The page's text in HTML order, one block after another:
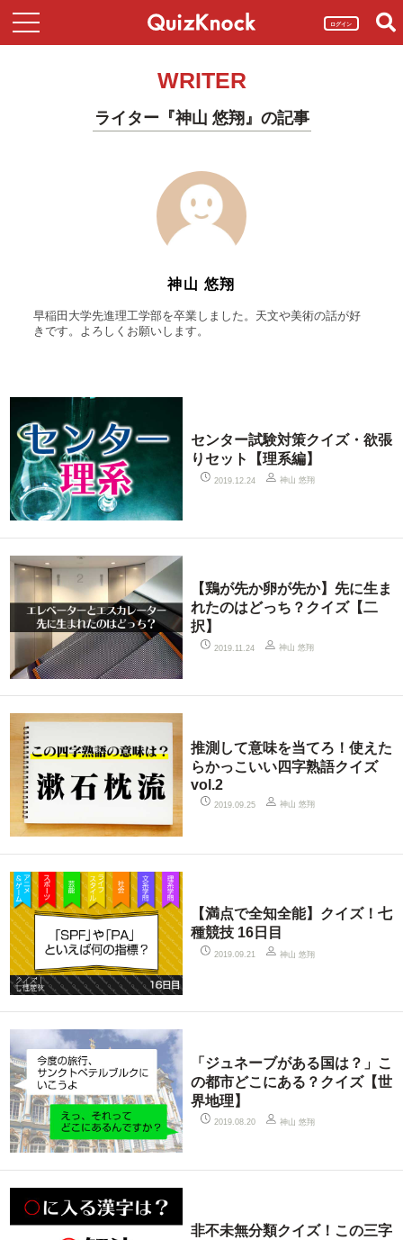
ログイン
WRITER
ライター『神山 悠翔』の記事
神山 悠翔
早稲田大学先進理工学部を卒業しました。天文や美術の話が好
きです。よろしくお願いします。
センター試験対策クイズ・欲張
りセット【理系編】
2019.12.24 神山 悠翔
【鶏が先か卵が先か】先に生ま
れたのはどっち？クイズ【二
択】
2019.11.24 神山 悠翔
推測して意味を当てろ！使えた
らかっこいい四字熟語クイズ
vol.2
2019.09.25 神山 悠翔
【満点で全知全能】クイズ！七
種競技 16日目
2019.09.21 神山 悠翔
「ジュネーブがある国は？」こ
の都市どこにある？クイズ【世
界地理】
2019.08.20 神山 悠翔
非不未無分類クイズ！この三字